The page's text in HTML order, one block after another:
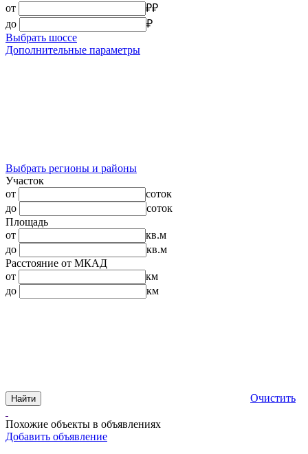
от ₽₽
до
₽
Выбрать шоссе
Дополнительные параметры
Выбрать регионы и районы
Участок
от
соток
до
соток
Площадь
от
кв.м
до
кв.м
Расстояние от МКАД
от
км
до
км
Найти Очистить
Похожие объекты в объявлениях
Добавить объявление